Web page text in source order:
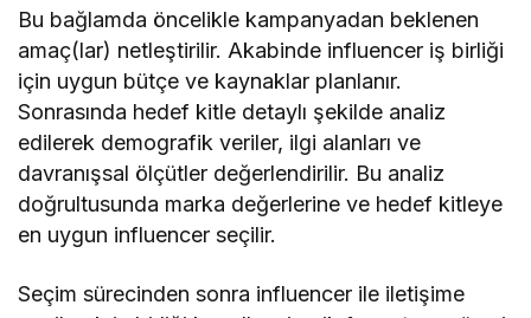
Bu bağlamda öncelikle kampanyadan beklenen
amaç(lar) netleştirilir. Akabinde influencer iş birliği
için uygun bütçe ve kaynaklar planlanır.
Sonrasında hedef kitle detaylı şekilde analiz
edilerek demografik veriler, ilgi alanları ve
davranışsal ölçütler değerlendirilir. Bu analiz
doğrultusunda marka değerlerine ve hedef kitleye
en uygun influencer seçilir.
Seçim sürecinden sonra influencer ile iletişime